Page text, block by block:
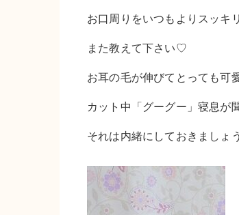
お口周りをいつもよりスッキ
また教えて下さい♡
お耳の毛が伸びてとっても可
カット中「グーグー」寝息が
それは内緒にしておきましょ